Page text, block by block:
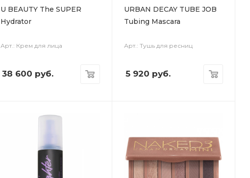
U BEAUTY The SUPER
Hydrator
Арт.: Крем для лица
38 600 руб.
URBAN DECAY TUBE JOB
Tubing Mascara
Арт.: Тушь для ресниц
5 920 руб.